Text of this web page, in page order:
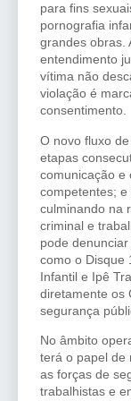
para fins
pornografia
grandes obras.
entendimento
vítima não
violação é
consentimento.
O novo fluxo
etapas
comunicação e
competentes; e
culminando na
criminal e
pode
como o Disque
Infantil e Ipê
diretamente os
segurança
No âmbito
terá o papel de
as forças de
trabalhistas e